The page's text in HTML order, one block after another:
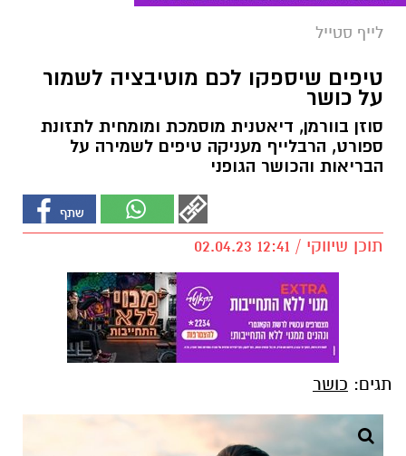
לייף סטייל
טיפים שיספקו לכם מוטיבציה לשמור
על כושר
סוזן בוורמן, דיאטנית מוסמכת ומומחית לתזונת
ספורט, הרבלייף מעניקה טיפים לשמירה על
הבריאות והכושר הגופני
תוכן שיווקי / 12:41 02.04.23
תגים: כושר